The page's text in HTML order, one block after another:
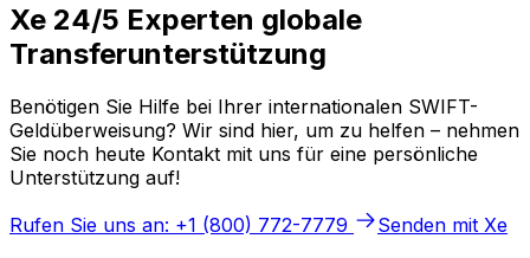
Xe 24/5 Experten globale
Transferunterstützung
Benötigen Sie Hilfe bei Ihrer internationalen SWIFT-
Geldüberweisung? Wir sind hier, um zu helfen – nehmen
Sie noch heute Kontakt mit uns für eine persönliche
Unterstützung auf!
Rufen Sie uns an: +1 (800) 772-7779
Senden mit Xe